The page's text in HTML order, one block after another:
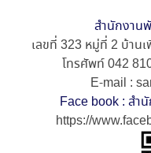
สำนักงาน
เลขที่ 323 หมู่ที่ 2 บ้าน
โทรศัพท์ 042
E-mail :
Face book : สำ
https://